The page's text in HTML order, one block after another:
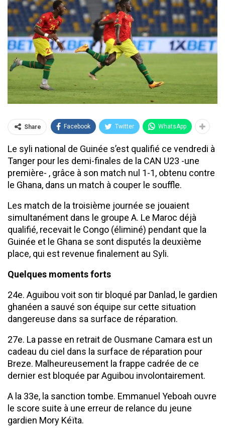
Share Facebook Twitter WhatsApp
Le syli national de Guinée s’est qualifié ce vendredi à
Tanger pour les demi-finales de la CAN U23 -une
première- , grâce à son match nul 1-1, obtenu contre
le Ghana, dans un match à couper le souffle.
Les match de la troisième journée se jouaient
simultanément dans le groupe A. Le Maroc déjà
qualifié, recevait le Congo (éliminé) pendant que la
Guinée et le Ghana se sont disputés la deuxième
place, qui est revenue finalement au Syli.
Quelques moments forts
24e. Aguibou voit son tir bloqué par Danlad, le gardien
ghanéen a sauvé son équipe sur cette situation
dangereuse dans sa surface de réparation.
27e. La passe en retrait de Ousmane Camara est un
cadeau du ciel dans la surface de réparation pour
Breze. Malheureusement la frappe cadrée de ce
dernier est bloquée par Aguibou involontairement.
A la 33e, la sanction tombe. Emmanuel Yeboah ouvre
le score suite à une erreur de relance du jeune
gardien Mory Kéïta.